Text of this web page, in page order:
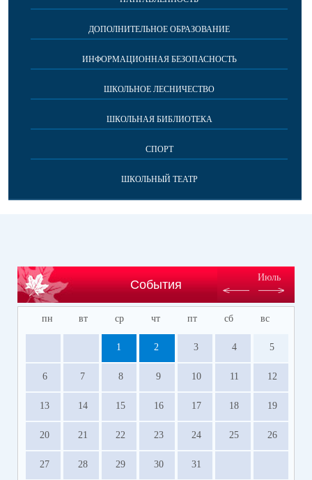
ДОПОЛНИТЕЛЬНОЕ ОБРАЗОВАНИЕ
ИНФОРМАЦИОННАЯ БЕЗОПАСНОСТЬ
ШКОЛЬНОЕ ЛЕСНИЧЕСТВО
ШКОЛЬНАЯ БИБЛИОТЕКА
СПОРТ
ШКОЛЬНЫЙ ТЕАТР
События
Июль
пн вт ср чт пт сб вс
1 2 3 4 5
6 7 8 9 10 11 12
13 14 15 16 17 18 19
20 21 22 23 24 25 26
27 28 29 30 31